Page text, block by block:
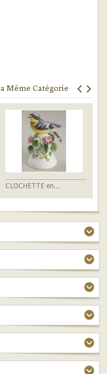
Même Catégorie
CLOCHETTE en...